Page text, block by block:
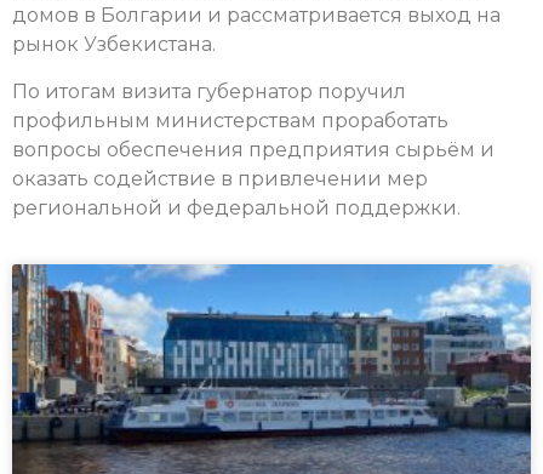
домов в Болгарии и рассматривается выход на
рынок Узбекистана.
По итогам визита губернатор поручил
профильным министерствам проработать
вопросы обеспечения предприятия сырьём и
оказать содействие в привлечении мер
региональной и федеральной поддержки.